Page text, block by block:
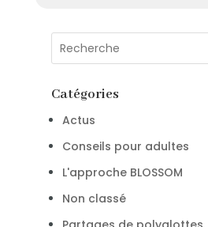
Catégories
Actus
Conseils pour adultes
L'approche BLOSSOM
Non classé